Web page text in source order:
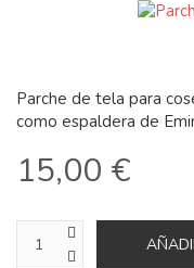
Parche de tela para
como espaldera de
15,00 €